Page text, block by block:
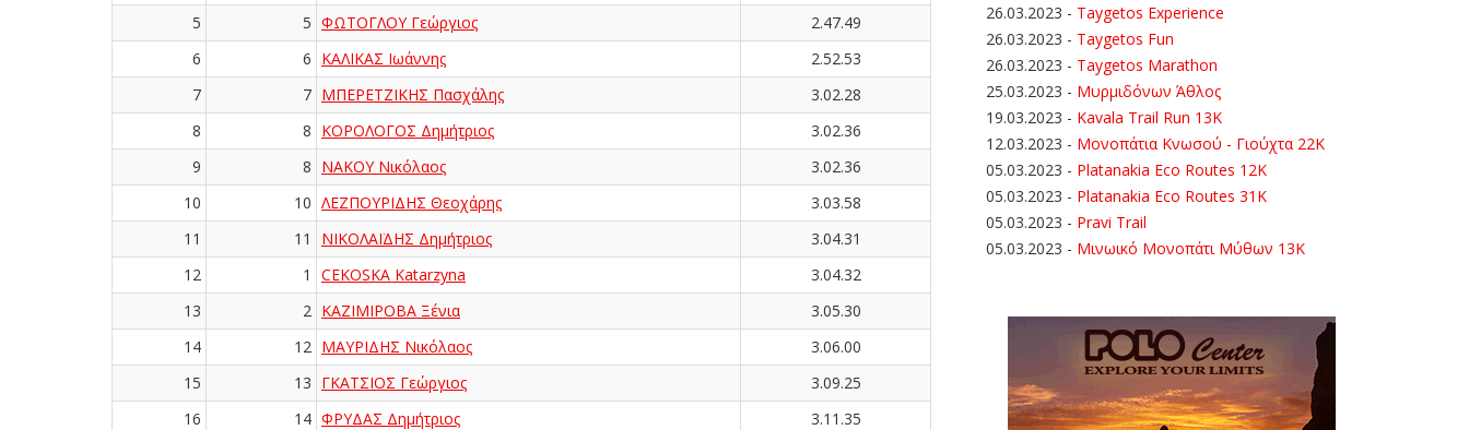
5
5 ΦΩΤΟΓΛΟΥ Γεώργιος
2.47.49
6
6 ΚΑΛΙΚΑΣ Ιωάννης
2.52.53
7
7 ΜΠΕΡΕΤΖΙΚΗΣ Πασχάλης
3.02.28
8
8 ΚΟΡΟΛΟΓΟΣ Δημήτριος
3.02.36
9
8 ΝΑΚΟΥ Νικόλαος
3.02.36
10
10 ΛΕΖΠΟΥΡΙΔΗΣ Θεοχάρης
3.03.58
11
11 ΝΙΚΟΛΑΪΔΗΣ Δημήτριος
3.04.31
12
1 CEKOSKA Katarzyna
3.04.32
13
2 ΚΑΖΙΜΙΡΟΒΑ Ξένια
3.05.30
14
12 ΜΑΥΡΙΔΗΣ Νικόλαος
3.06.00
15
13 ΓΚΑΤΣΙΟΣ Γεώργιος
3.09.25
16
14 ΦΡΥΔΑΣ Δημήτριος
3.11.35
26.03.2023 - Taygetos Experience
26.03.2023 - Taygetos Fun
26.03.2023 - Taygetos Marathon
25.03.2023 - Μυρμιδόνων Άθλος
19.03.2023 - Kavala Trail Run 13K
12.03.2023 - Μονοπάτια Κνωσού - Γιούχτα 22Κ
05.03.2023 - Platanakia Eco Routes 12K
05.03.2023 - Platanakia Eco Routes 31K
05.03.2023 - Pravi Trail
05.03.2023 - Μινωικό Μονοπάτι Μύθων 13Κ